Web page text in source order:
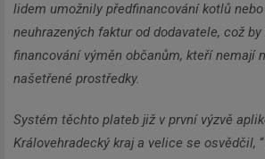
lidem umožnily předfinancování kotlů
neuhrazených faktur od dodavatele, což
financování výměn občanům, kteří nemají
našetřené prostředky.
Systém těchto plateb již v první výzvě
Královehradecký kraj a velice se osvědčil,